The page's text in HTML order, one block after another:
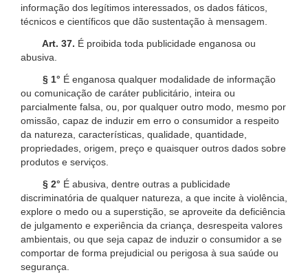
informação dos legítimos interessados, os dados fáticos,
técnicos e científicos que dão sustentação à mensagem.
Art. 37. É proibida toda publicidade enganosa ou
abusiva.
§ 1° É enganosa qualquer modalidade de informação
ou comunicação de caráter publicitário, inteira ou
parcialmente falsa, ou, por qualquer outro modo, mesmo por
omissão, capaz de induzir em erro o consumidor a respeito
da natureza, características, qualidade, quantidade,
propriedades, origem, preço e quaisquer outros dados sobre
produtos e serviços.
§ 2° É abusiva, dentre outras a publicidade
discriminatória de qualquer natureza, a que incite à violência,
explore o medo ou a superstição, se aproveite da deficiência
de julgamento e experiência da criança, desrespeita valores
ambientais, ou que seja capaz de induzir o consumidor a se
comportar de forma prejudicial ou perigosa à sua saúde ou
segurança.